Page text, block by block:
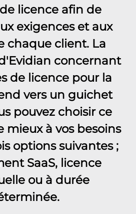
licence afin de
exigences et aux
chaque client. La
concernant
de licence pour la
vers un guichet
pouvez choisir ce
mieux à vos besoins
options suivantes ;
SaaS, licence
ou à durée